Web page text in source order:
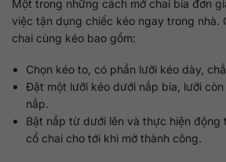
Một trong những cách mở chai bia đơn
việc tận dụng chiếc kéo ngay trong nhà.
chai cùng kéo bao gồm:
Chọn kéo to, có phần lưỡi kéo dày,
Đặt một lưỡi kéo dưới nắp bia, lưỡi
nắp.
Bật nắp từ dưới lên và thực hiện động
cổ chai cho tới khi mở thành công.